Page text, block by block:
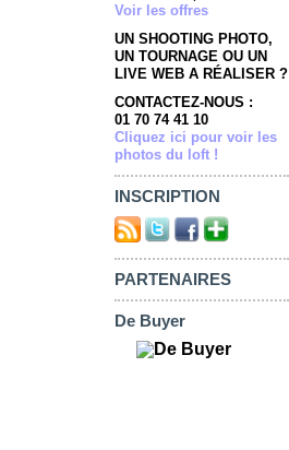
Voir les offres
UN SHOOTING PHOTO,
UN TOURNAGE OU UN
LIVE WEB A RÉALISER ?
CONTACTEZ-NOUS :
01 70 74 41 10
Cliquez ici pour voir les
photos du loft !
INSCRIPTION
PARTENAIRES
De Buyer